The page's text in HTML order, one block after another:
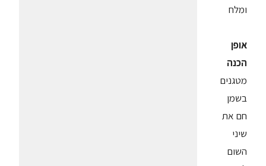
ומלח
אופן
הכנה
מטגנים
בשמן
חם את
שיני
השום